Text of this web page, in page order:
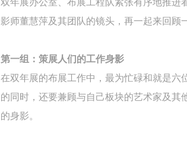
双年展办公室、布展工程队紧张有序地推
影师董慧萍及其团队的镜头，再一起来回顾
第一组：策展人们的工作身影
在双年展的布展工作中，最为忙碌和就是六
的同时，还要兼顾与自己板块的艺术家及
的身影。